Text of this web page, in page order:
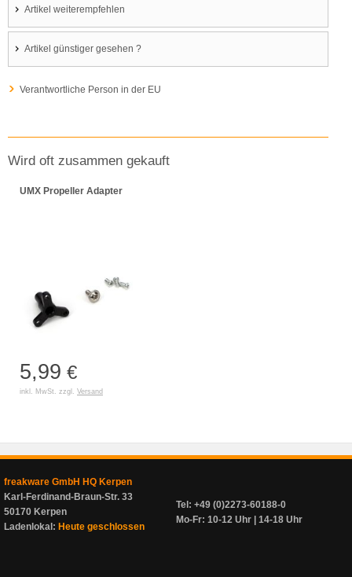
Artikel weiterempfehlen
Artikel günstiger gesehen ?
Verantwortliche Person in der EU
Wird oft zusammen gekauft
UMX Propeller Adapter
5,99 €
inkl. MwSt. zzgl. Versand
freakware GmbH HQ Kerpen
Karl-Ferdinand-Braun-Str. 33
50170 Kerpen
Ladenlokal: Heute geschlossen
Tel: +49 (0)2273-60188-0
Mo-Fr: 10-12 Uhr | 14-18 Uhr